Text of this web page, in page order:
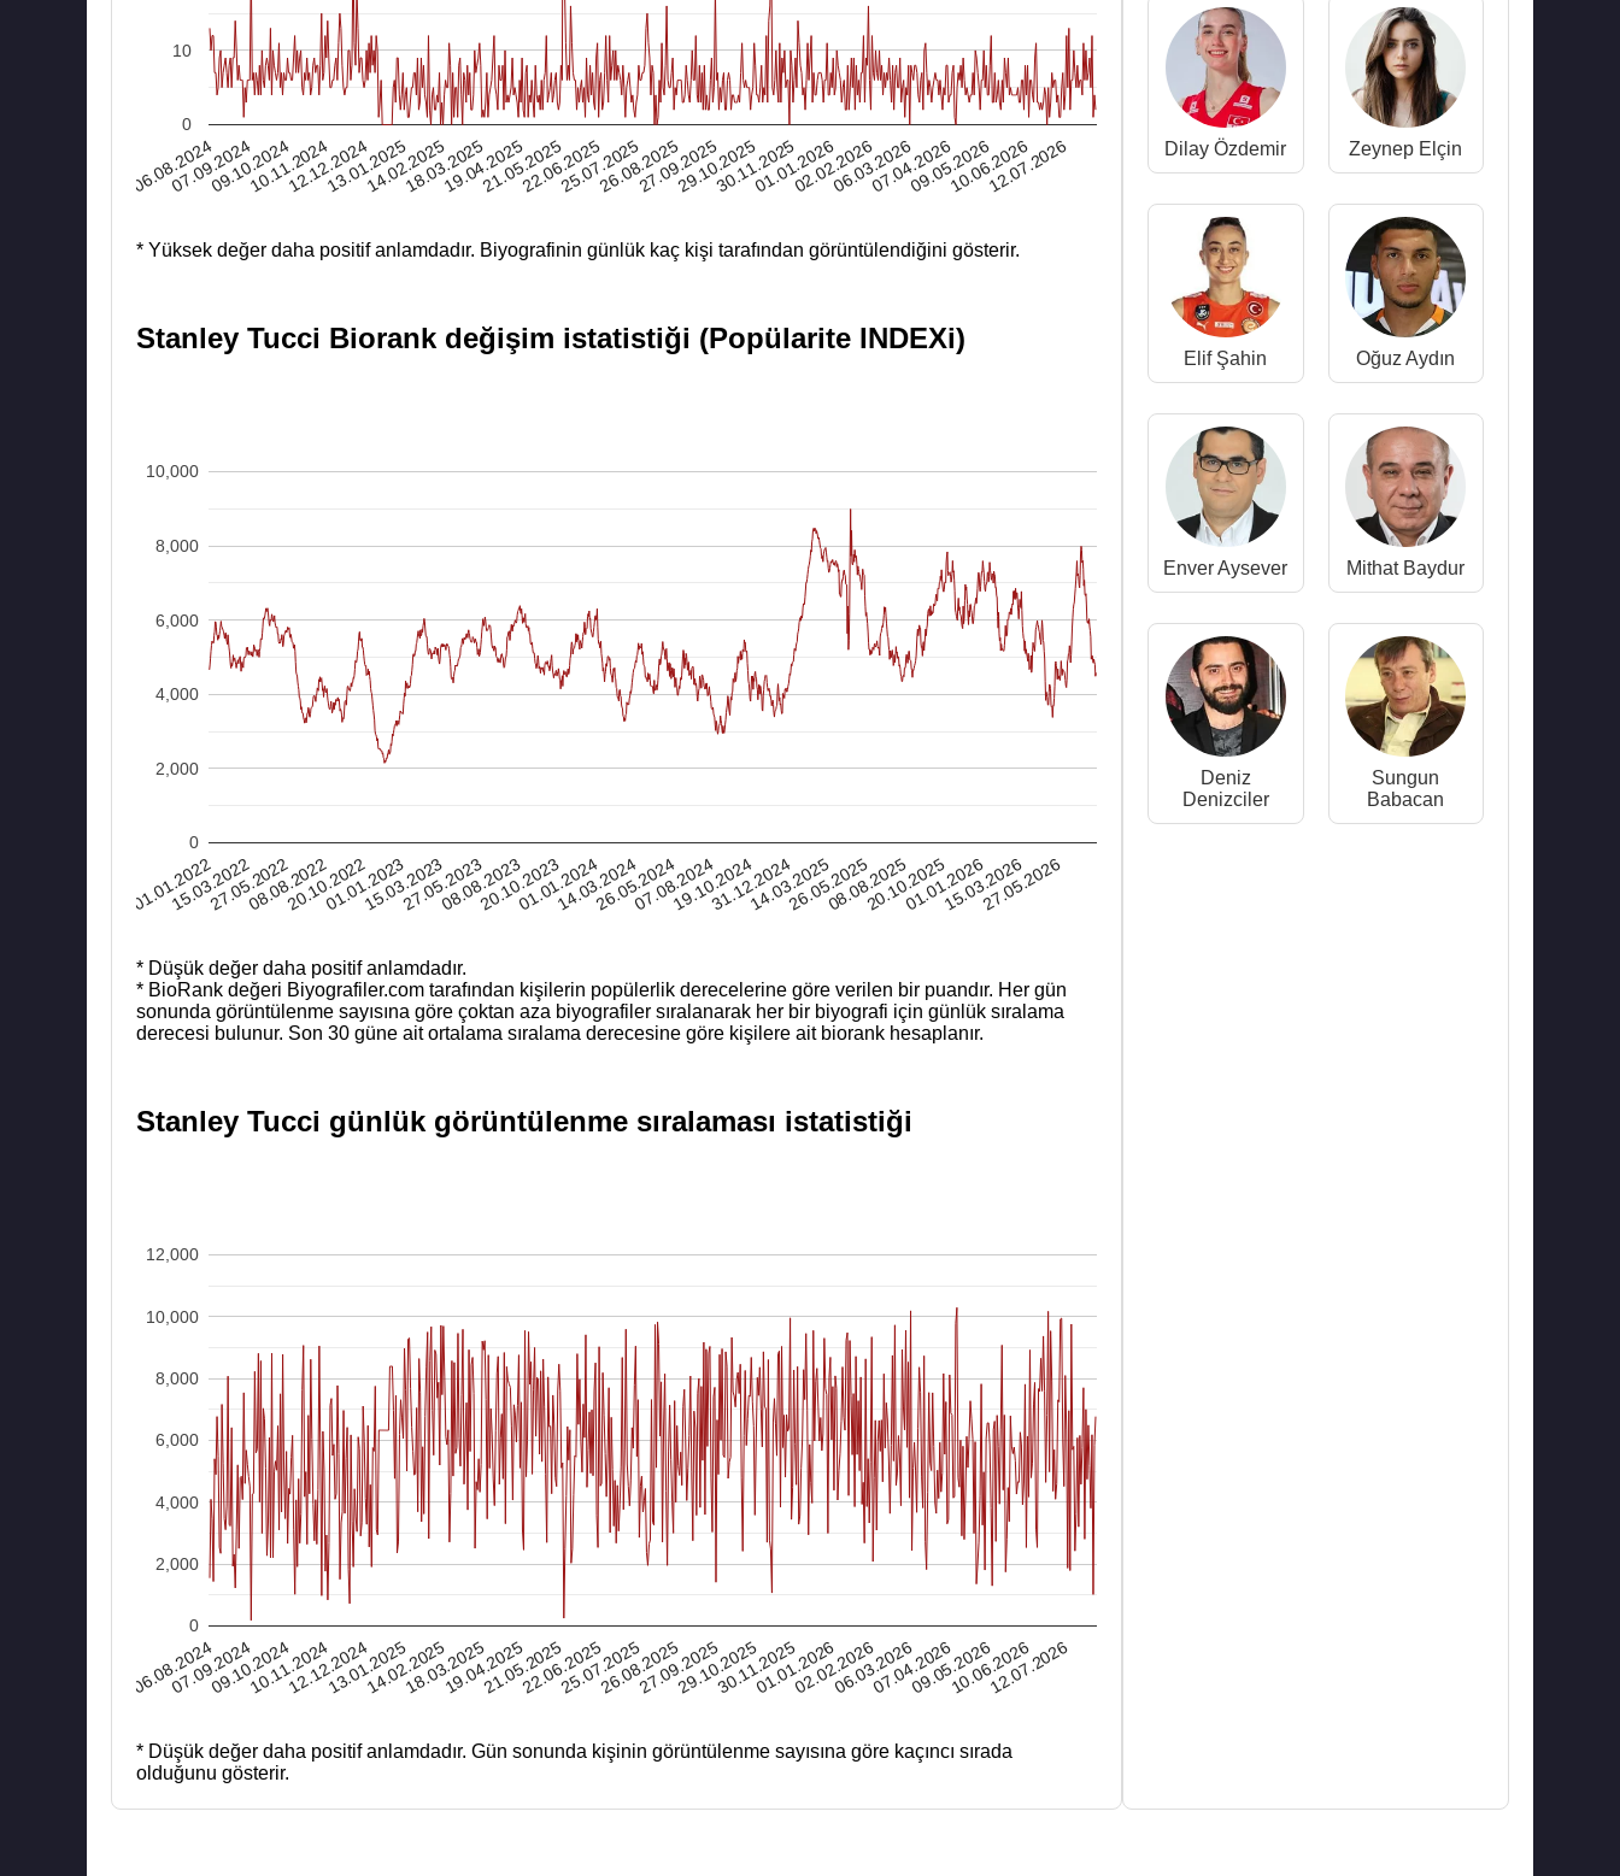
06.08.2024
07.09.2024
09.10.2024
10.11.2024
12.12.2024
13.01.2025
14.02.2025
18.03.2025
19.04.2025
21.05.2025
22.06.2025
25.07.2025
26.08.2025
27.09.2025
29.10.2025
30.11.2025
01.01.2026
02.02.2026
06.03.2026
07.04.2026
09.05.2026
10.06.2026
12.07.2026
0
10
* Yüksek değer daha positif anlamdadır. Biyografinin günlük kaç kişi tarafından görüntülendiğini gösterir.
Stanley Tucci Biorank değişim istatistiği (Popülarite INDEXi)
01.01.2022
15.03.2022
27.05.2022
08.08.2022
20.10.2022
01.01.2023
15.03.2023
27.05.2023
08.08.2023
20.10.2023
01.01.2024
14.03.2024
26.05.2024
07.08.2024
19.10.2024
31.12.2024
14.03.2025
26.05.2025
08.08.2025
20.10.2025
01.01.2026
15.03.2026
27.05.2026
0
2,000
4,000
6,000
8,000
10,000
* Düşük değer daha positif anlamdadır.
* BioRank değeri Biyografiler.com tarafından kişilerin popülerlik derecelerine göre verilen bir puandır. Her gün
sonunda görüntülenme sayısına göre çoktan aza biyografiler sıralanarak her bir biyografi için günlük sıralama
derecesi bulunur. Son 30 güne ait ortalama sıralama derecesine göre kişilere ait biorank hesaplanır.
Stanley Tucci günlük görüntülenme sıralaması istatistiği
06.08.2024
07.09.2024
09.10.2024
10.11.2024
12.12.2024
13.01.2025
14.02.2025
18.03.2025
19.04.2025
21.05.2025
22.06.2025
25.07.2025
26.08.2025
27.09.2025
29.10.2025
30.11.2025
01.01.2026
02.02.2026
06.03.2026
07.04.2026
09.05.2026
10.06.2026
12.07.2026
0
2,000
4,000
6,000
8,000
10,000
12,000
* Düşük değer daha positif anlamdadır. Gün sonunda kişinin görüntülenme sayısına göre kaçıncı sırada
olduğunu gösterir.
Dilay Özdemir Zeynep Elçin
Elif Şahin Oğuz Aydın
Enver Aysever Mithat Baydur
Deniz
Denizciler
Sungun
Babacan